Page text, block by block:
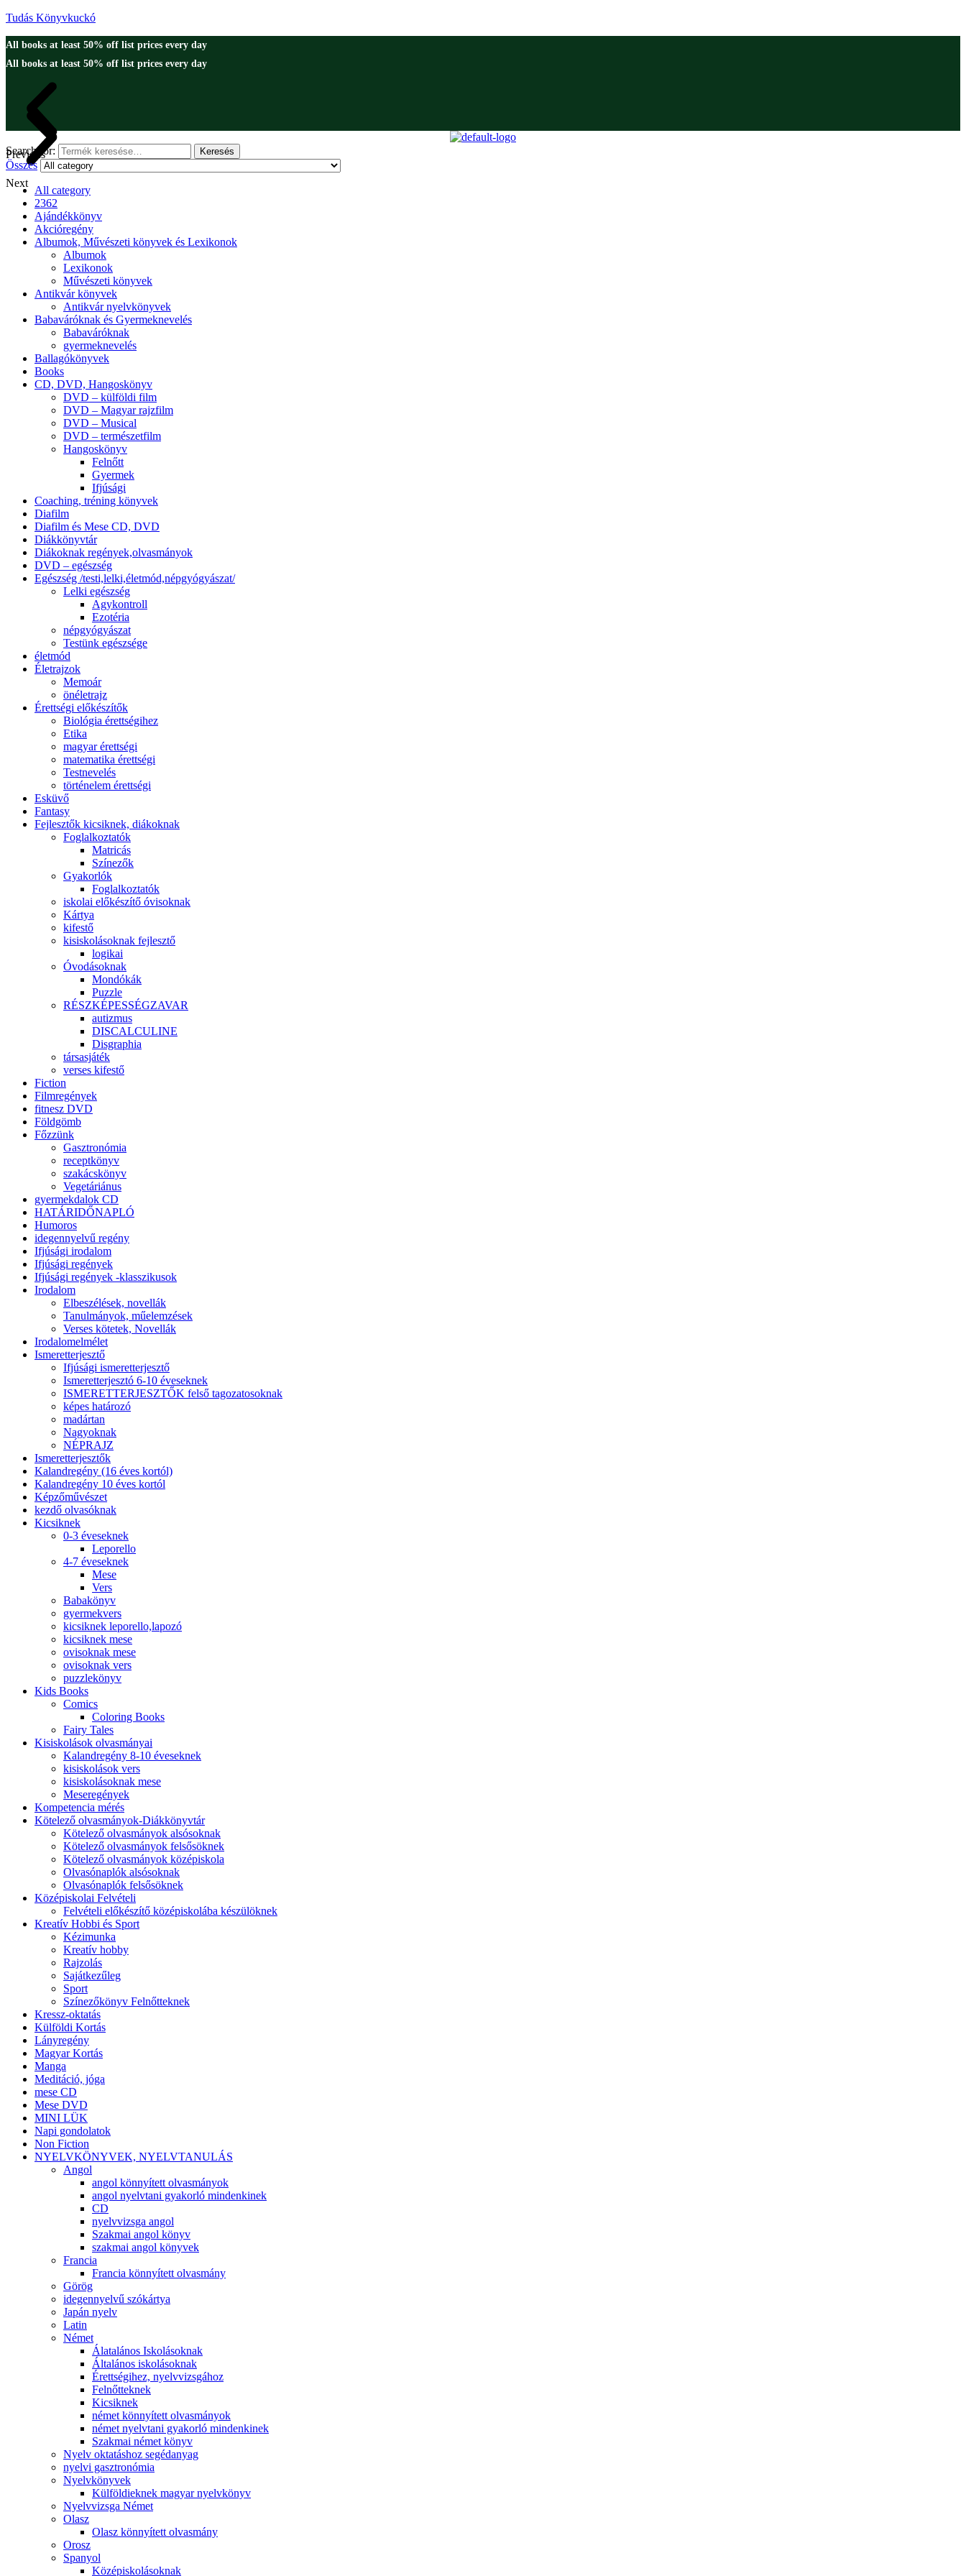
Tudás Könyvkuckó
All books at least 50% off list prices every day
All books at least 50% off list prices every day
Previous
Next
Search for: Keresés
Összes
All category
2362
Ajándékkönyv
Akcióregény
Albumok, Művészeti könyvek és Lexikonok
Albumok
Lexikonok
Művészeti könyvek
Antikvár könyvek
Antikvár nyelvkönyvek
Babaváróknak és Gyermeknevelés
Babaváróknak
gyermeknevelés
Ballagókönyvek
Books
CD, DVD, Hangoskönyv
DVD – külföldi film
DVD – Magyar rajzfilm
DVD – Musical
DVD – természetfilm
Hangoskönyv
Felnőtt
Gyermek
Ifjúsági
Coaching, tréning könyvek
Diafilm
Diafilm és Mese CD, DVD
Diákkönyvtár
Diákoknak regények,olvasmányok
DVD – egészség
Egészség /testi,lelki,életmód,népgyógyászat/
Lelki egészség
Agykontroll
Ezotéria
népgyógyászat
Testünk egészsége
életmód
Életrajzok
Memoár
önéletrajz
Érettségi előkészítők
Biológia érettségihez
Etika
magyar érettségi
matematika érettségi
Testnevelés
történelem érettségi
Esküvő
Fantasy
Fejlesztők kicsiknek, diákoknak
Foglalkoztatók
Matricás
Színezők
Gyakorlók
Foglalkoztatók
iskolai előkészítő óvisoknak
Kártya
kifestő
kisiskolásoknak fejlesztő
logikai
Óvodásoknak
Mondókák
Puzzle
RÉSZKÉPESSÉGZAVAR
autizmus
DISCALCULINE
Disgraphia
társasjáték
verses kifestő
Fiction
Filmregények
fitnesz DVD
Földgömb
Főzzünk
Gasztronómia
receptkönyv
szakácskönyv
Vegetáriánus
gyermekdalok CD
HATÁRIDŐNAPLÓ
Humoros
idegennyelvű regény
Ifjúsági irodalom
Ifjúsági regények
Ifjúsági regények -klasszikusok
Irodalom
Elbeszélések, novellák
Tanulmányok, műelemzések
Verses kötetek, Novellák
Irodalomelmélet
Ismeretterjesztő
Ifjúsági ismeretterjesztő
Ismeretterjesztó 6-10 éveseknek
ISMERETTERJESZTŐK felső tagozatosoknak
képes határozó
madártan
Nagyoknak
NÉPRAJZ
Ismeretterjesztők
Kalandregény (16 éves kortól)
Kalandregény 10 éves kortól
Képzőművészet
kezdő olvasóknak
Kicsiknek
0-3 éveseknek
Leporello
4-7 éveseknek
Mese
Vers
Babakönyv
gyermekvers
kicsiknek leporello,lapozó
kicsiknek mese
ovisoknak mese
ovisoknak vers
puzzlekönyv
Kids Books
Comics
Coloring Books
Fairy Tales
Kisiskolások olvasmányai
Kalandregény 8-10 éveseknek
kisiskolások vers
kisiskolásoknak mese
Meseregények
Kompetencia mérés
Kötelező olvasmányok-Diákkönyvtár
Kötelező olvasmányok alsósoknak
Kötelező olvasmányok felsősöknek
Kötelező olvasmányok középiskola
Olvasónaplók alsósoknak
Olvasónaplók felsősöknek
Középiskolai Felvételi
Felvételi előkészítő középiskolába készülöknek
Kreatív Hobbi és Sport
Kézimunka
Kreatív hobby
Rajzolás
Sajátkezűleg
Sport
Színezőkönyv Felnőtteknek
Kressz-oktatás
Külföldi Kortás
Lányregény
Magyar Kortás
Manga
Meditáció, jóga
mese CD
Mese DVD
MINI LÜK
Napi gondolatok
Non Fiction
NYELVKÖNYVEK, NYELVTANULÁS
Angol
angol könnyített olvasmányok
angol nyelvtani gyakorló mindenkinek
CD
nyelvvizsga angol
Szakmai angol könyv
szakmai angol könyvek
Francia
Francia könnyített olvasmány
Görög
idegennyelvű szókártya
Japán nyelv
Latin
Német
Álatalános Iskolásoknak
Általános iskolásoknak
Érettségihez, nyelvvizsgához
Felnőtteknek
Kicsiknek
német könnyített olvasmányok
német nyelvtani gyakorló mindenkinek
Szakmai német könyv
Nyelv oktatáshoz segédanyag
nyelvi gasztronómia
Nyelvkönyvek
Külföldieknek magyar nyelvkönyv
Nyelvvizsga Német
Olasz
Olasz könnyített olvasmány
Orosz
Spanyol
Középiskolásoknak